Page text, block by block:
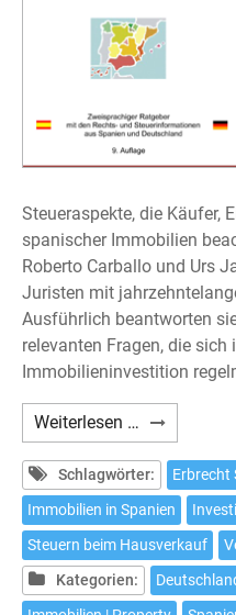
Steueraspekte, die Käufer,
spanischer Immobilien
Roberto Carballo und Urs
Juristen mit
Ausführlich beantworten
relevanten Fragen, die sich
Immobilieninvestition
Weiterlesen … Carballo/
Immobilien
in
Spanien
–
Neunte
Auflage
Schlagwörter: Erbrecht
Immobilien in Spanien
Steuern beim Hausverkauf
Kategorien: